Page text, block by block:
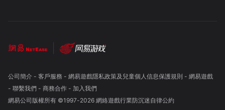
公司簡介- 客戶服務 - 網易遊戲隱私政策及兒童個人信息保護規則 - 網易遊戲
- 聯繫我們- 商務合作- 加入我們
網易公司版權所有 ©1997-2026 網絡遊戲行業防沉迷自律公約